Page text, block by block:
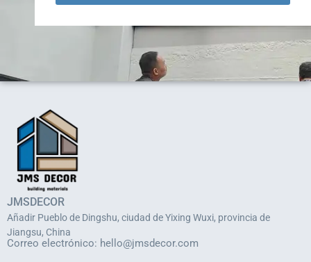
JMSDECOR
Añadir Pueblo de Dingshu, ciudad de Yixing Wuxi, provincia de
Jiangsu, China
Correo electrónico: hello@jmsdecor.com